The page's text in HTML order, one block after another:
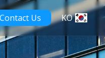
Contact Us KO